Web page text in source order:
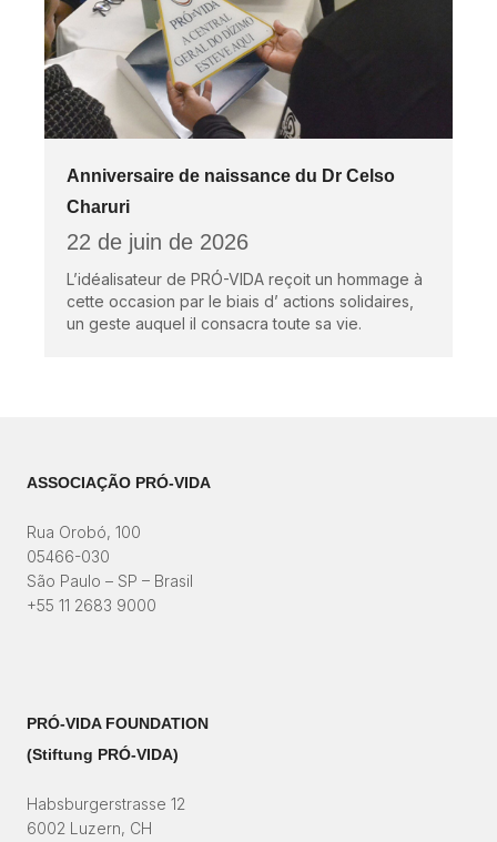
Anniversaire de naissance du Dr Celso
Charuri
22 de juin de 2026
L’idéalisateur de PRÓ-VIDA reçoit un hommage à
cette occasion par le biais d’ actions solidaires,
un geste auquel il consacra toute sa vie.
ASSOCIAÇÃO PRÓ-VIDA
Rua Orobó, 100
05466-030
São Paulo – SP – Brasil
+55 11 2683 9000
PRÓ-VIDA FOUNDATION
(Stiftung PRÓ-VIDA)​
Habsburgerstrasse 12
6002 Luzern, CH